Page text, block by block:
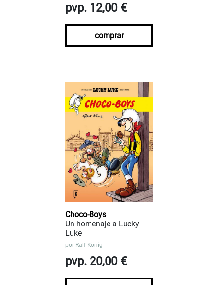
pvp. 12,00 €
comprar
Choco-Boys
Un homenaje a Lucky
Luke
por Ralf König
pvp. 20,00 €